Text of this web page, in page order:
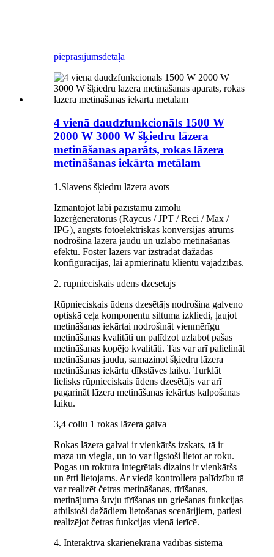
pieprasījumsdetaļa
4 vienā daudzfunkcionāls 1500 W
2000 W 3000 W šķiedru lāzera
metināšanas aparāts, rokas lāzera
metināšanas iekārta metālam
1.Slavens šķiedru lāzera avots
Izmantojot labi pazīstamu zīmolu
lāzerģeneratorus (Raycus / JPT / Reci / Max /
IPG), augsts fotoelektriskās konversijas ātrums
nodrošina lāzera jaudu un uzlabo metināšanas
efektu. Foster lāzers var izstrādāt dažādas
konfigurācijas, lai apmierinātu klientu vajadzības.
2. rūpnieciskais ūdens dzesētājs
Rūpnieciskais ūdens dzesētājs nodrošina galveno
optiskā ceļa komponentu siltuma izkliedi, ļaujot
metināšanas iekārtai nodrošināt vienmērīgu
metināšanas kvalitāti un palīdzot uzlabot pašas
metināšanas kopējo kvalitāti. Tas var arī palielināt
metināšanas jaudu, samazinot šķiedru lāzera
metināšanas iekārtu dīkstāves laiku. Turklāt
lielisks rūpnieciskais ūdens dzesētājs var arī
pagarināt lāzera metināšanas iekārtas kalpošanas
laiku.
3,4 collu 1 rokas lāzera galva
Rokas lāzera galvai ir vienkāršs izskats, tā ir
maza un viegla, un to var ilgstoši lietot ar roku.
Pogas un roktura integrētais dizains ir vienkāršs
un ērti lietojams. Ar viedā kontrollera palīdzību tā
var realizēt četras metināšanas, tīrīšanas,
metinājuma šuvju tīrīšanas un griešanas funkcijas
atbilstoši dažādiem lietošanas scenārijiem, patiesi
realizējot četras funkcijas vienā ierīcē.
4. Interaktīva skārienekrāna vadības sistēma